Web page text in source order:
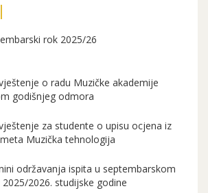
rok 2025/26
o radu Muzičke akademije
godišnjeg odmora
za studente o upisu ocjena iz
Muzička tehnologija
održavanja ispita u septembarskom
2026. studijske godine